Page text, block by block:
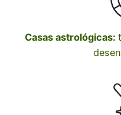
Casas astrológicas: